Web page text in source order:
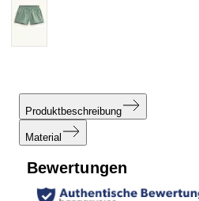
Produktbeschreibung
Material
Bewertungen